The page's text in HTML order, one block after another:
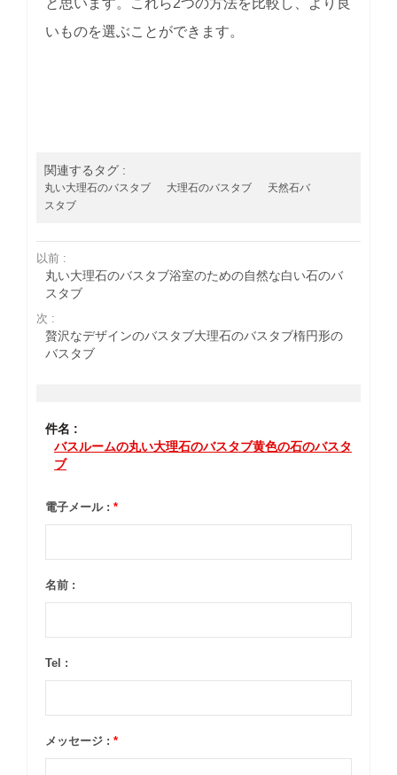
と思います。これら2つの方法を比較し、より良
いものを選ぶことができます。
関連するタグ :
丸い大理石のバスタブ 大理石のバスタブ
天然石バ
スタブ
以前 :
丸い大理石のバスタブ浴室のための自然な白い石のバ
スタブ
次 :
贅沢なデザインのバスタブ大理石のバスタブ楕円形の
バスタブ
件名 :
バスルームの丸い大理石のバスタブ黄色の石のバスタ
ブ
電子メール : *
名前 :
Tel :
メッセージ : *